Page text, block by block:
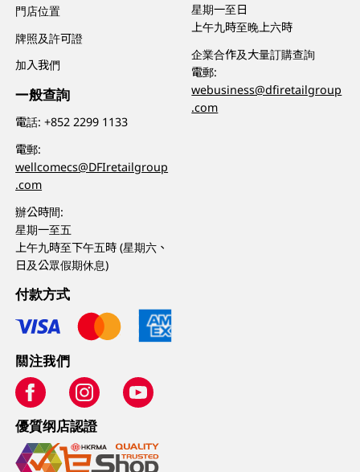
門店位置
牌照及許可證
加入我們
一般查詢
電話:+852 2299 1133
電郵:
wellcomecs@DFIretailgroup
.com
辦公時間:
星期一至五
上午九時至下午五時 (星期六、
日及公眾假期休息)
星期一至日
上午九時至晚上六時
企業合作及大量訂購查詢
電郵:
webusiness@dfiretailgroup
.com
付款方式
關注我們
優質纲店認證